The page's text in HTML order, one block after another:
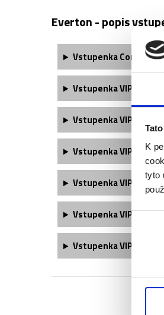
K
tyto
Výběr
souhlasu
Everton - popis
Vstupenka Corner
Vstupenka VIP
Vstupenka VIP Trinity
Vstupenka VIP
Vstupenka VIP
VstupenkaVIP Club
VstupenkaVIP